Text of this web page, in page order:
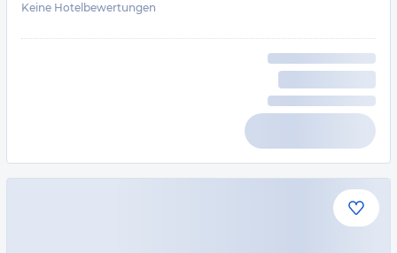
Keine Hotelbewertungen